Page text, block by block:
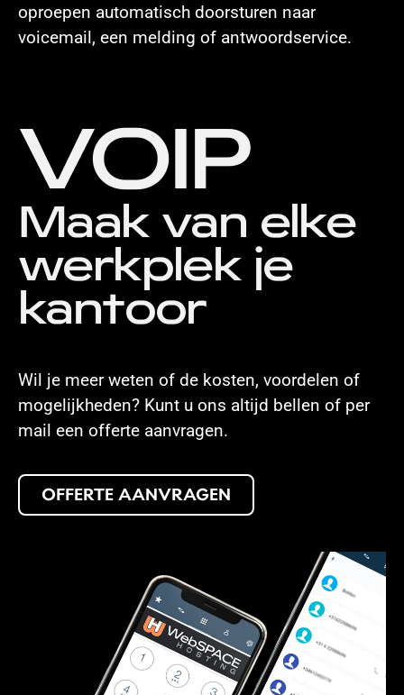
oproepen automatisch doorsturen naar
voicemail, een melding of antwoordservice.
VOIP
Maak van elke
werkplek je
kantoor
Wil je meer weten of de kosten, voordelen of
mogelijkheden? Kunt u ons altijd bellen of per
mail een offerte aanvragen.
OFFERTE AANVRAGEN